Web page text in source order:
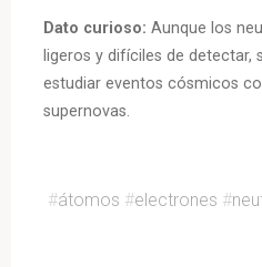
Dato curioso: Aunque los
ligeros y difíciles de detectar,
estudiar eventos cósmicos
supernovas.
#átomos #electrones #